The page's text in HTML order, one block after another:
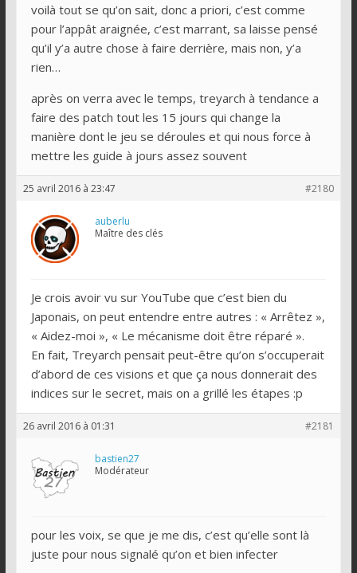
voilà tout se qu’on sait, donc a priori, c’est comme
pour l’appât araignée, c’est marrant, sa laisse pensé
qu’il y’a autre chose à faire derrière, mais non, y’a
rien…
après on verra avec le temps, treyarch à tendance a
faire des patch tout les 15 jours qui change la
manière dont le jeu se déroules et qui nous force à
mettre les guide à jours assez souvent
25 avril 2016 à 23:47 #2180
auberlu
Maître des clés
Je crois avoir vu sur YouTube que c’est bien du
Japonais, on peut entendre entre autres : « Arrêtez »,
« Aidez-moi », « Le mécanisme doit être réparé ».
En fait, Treyarch pensait peut-être qu’on s’occuperait
d’abord de ces visions et que ça nous donnerait des
indices sur le secret, mais on a grillé les étapes :p
26 avril 2016 à 01:31 #2181
bastien27
Modérateur
pour les voix, se que je me dis, c’est qu’elle sont là
juste pour nous signalé qu’on et bien infecter